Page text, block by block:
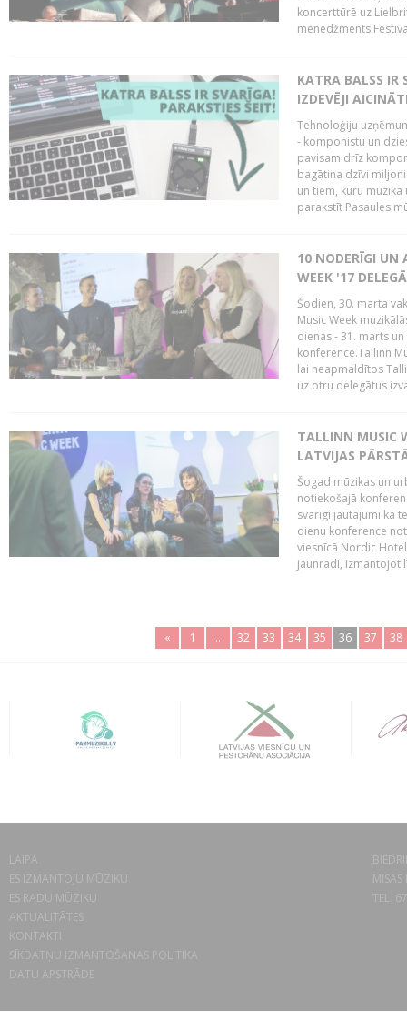
koncerttūrē uz
KATRA BALSS IR
IZDEVĒJI
Tehnoloģiju
- komponistu un
pavisam drīz
bagātina dzīvi
un tiem, kuru
parakstīt Pasaules
10 NODERĪGI UN
WEEK '17
Šodien, 30. marta
Music Week
dienas - 31. marts
konferencē.Tallinn
lai neapmaldītos
uz otru delegātus
TALLINN MUSIC
LATVIJAS
Šogad mūzikas un
notiekošajā
svarīgi jautājumi kā
dienu konference
viesnīcā Nordic
jaunradi, izmantojot
« 1 .. 32 33 34 35 36 37 38
LAIPA
ES IZMANTOJU MŪZIKU
ES RADU MŪZIKU
AKTUALITĀTES
KONTAKTI
SĪKDATŅU IZMANTOŠANAS POLITIKA
DATU APSTRĀDE
TEL.